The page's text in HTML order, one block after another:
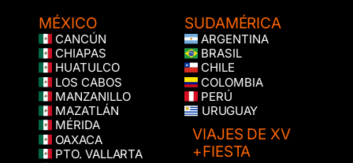
MÉXICO
CANCÚN
CHIAPAS
HUATULCO
LOS CABOS
MANZANILLO
MAZATLÁN
MÉRIDA
OAXACA
PTO. VALLARTA
SUDAMÉRICA
ARGENTINA
BRASIL
CHILE
COLOMBIA
PERÚ
URUGUAY
VIAJES DE XV
+FIESTA